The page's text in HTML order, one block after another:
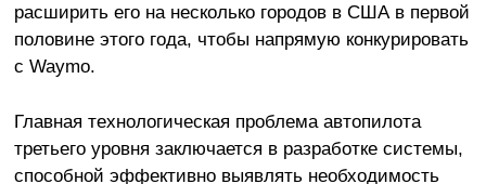
расширить его на несколько городов в США в первой
половине этого года, чтобы напрямую конкурировать
с Waymo.
Главная технологическая проблема автопилота
третьего уровня заключается в разработке системы,
способной эффективно выявлять необходимость